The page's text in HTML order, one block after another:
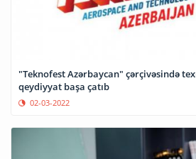
"Teknofest Azərbaycan" çərçivəsində
qeydiyyat başa çatıb
02-03-2022